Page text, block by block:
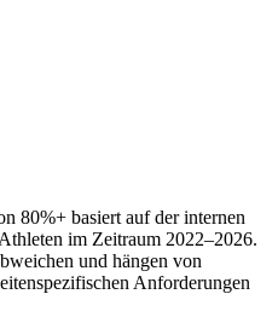
80%+ basiert auf der internen
im Zeitraum 2022–2026.
und hängen von
Anforderungen